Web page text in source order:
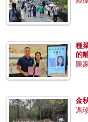
種
的
陳
金
馮